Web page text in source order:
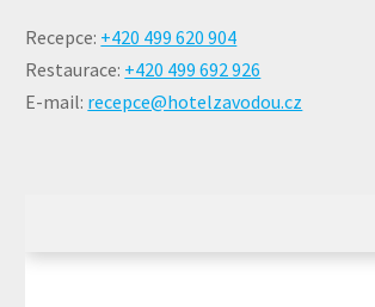
Recepce: +420 499 620 904
Restaurace: +420 499 692 926
E-mail: recepce@hotelzavodou.cz